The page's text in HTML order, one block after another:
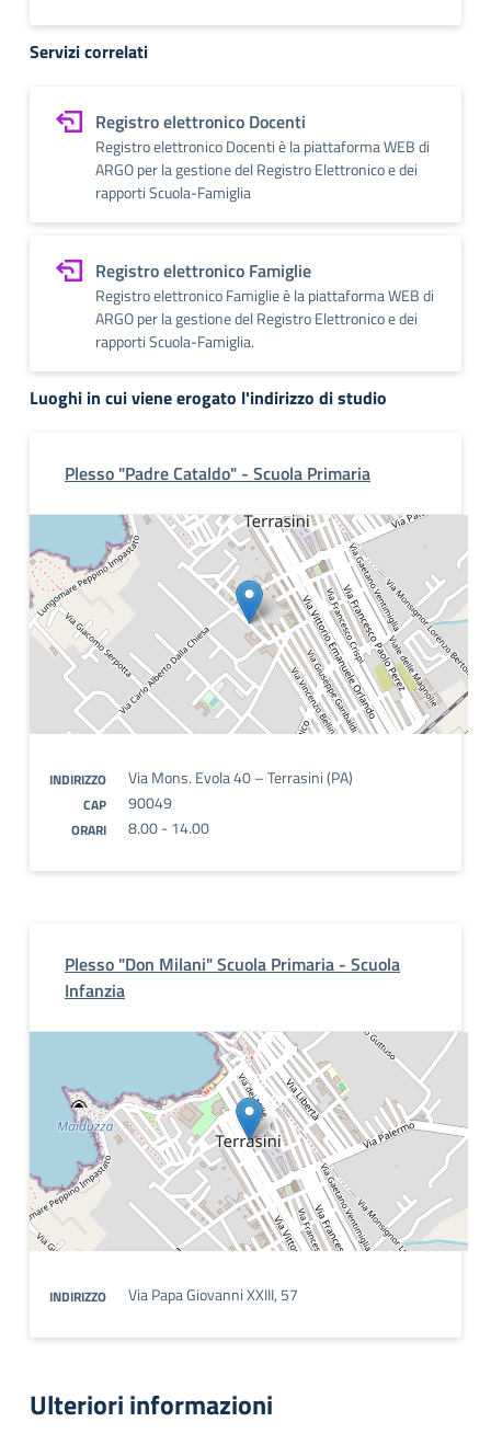
Servizi correlati
Registro elettronico Docenti
Registro elettronico Docenti è la piattaforma WEB di
ARGO per la gestione del Registro Elettronico e dei
rapporti Scuola-Famiglia
Registro elettronico Famiglie
Registro elettronico Famiglie è la piattaforma WEB di
ARGO per la gestione del Registro Elettronico e dei
rapporti Scuola-Famiglia.
Luoghi in cui viene erogato l'indirizzo di studio
Plesso "Padre Cataldo" - Scuola Primaria
INDIRIZZO Via Mons. Evola 40 – Terrasini (PA)
CAP 90049
ORARI 8.00 - 14.00
Plesso "Don Milani" Scuola Primaria - Scuola
Infanzia
INDIRIZZO Via Papa Giovanni XXIII, 57
Ulteriori informazioni